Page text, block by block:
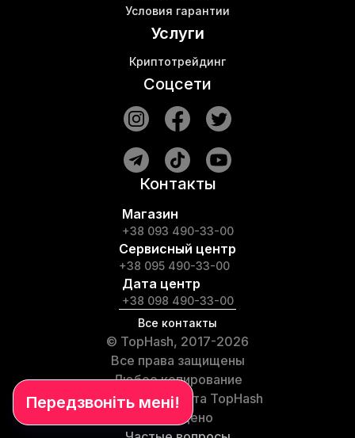
Условия гарантии
Услуги
Криптотрейдинг
Соцсети
Контакты
Магазин
+38 093 490-33-00
Сервисный центр
+38 095 490-33-00
Дата центр
+38 098 490-33-00
Все контакты
© TopHash, 2017-2026
Все права защищены
Любое копирование
материалов сайта TopHash
запрещено